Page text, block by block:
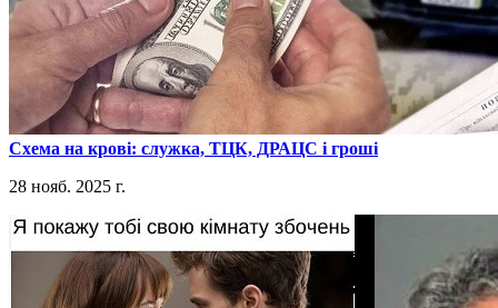
​Схема на крові: служка, ТЦК, ДРАЦС і гроші
28 нояб. 2025 г.